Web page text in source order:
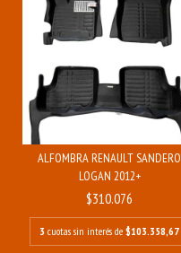
ALFOMBRA RENAULT SANDERO
LOGAN 2012+
$310.076
3 cuotas sin interés de $103.358,67